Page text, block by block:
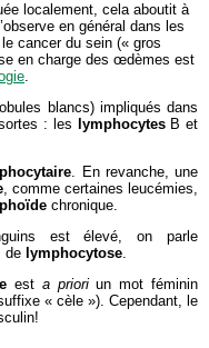
localement, cela aboutit à
en général dans les
cancer du sein (« gros
en charge des œdèmes est
.
blancs) impliqués dans
: les lymphocytesB et
. En revanche, une
, comme certaines leucémies,
chronique.
est élevé, on parle
de lymphocytose.
est a prioriun mot féminin
« cèle »). Cependant, le